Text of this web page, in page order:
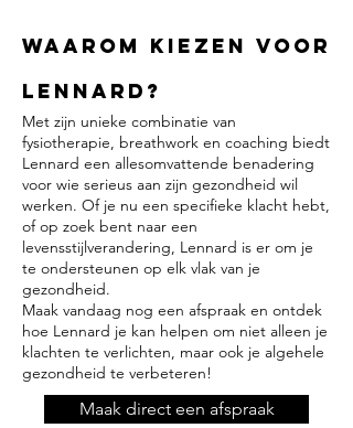
Waarom Kiezen voor
Lennard?
Met zijn unieke combinatie van
fysiotherapie, breathwork en coaching biedt
Lennard een allesomvattende benadering
voor wie serieus aan zijn gezondheid wil
werken. Of je nu een specifieke klacht hebt,
of op zoek bent naar een
levensstijlverandering, Lennard is er om je
te ondersteunen op elk vlak van je
gezondheid.
Maak vandaag nog een afspraak en ontdek
hoe Lennard je kan helpen om niet alleen je
klachten te verlichten, maar ook je algehele
gezondheid te verbeteren!
Maak direct een afspraak